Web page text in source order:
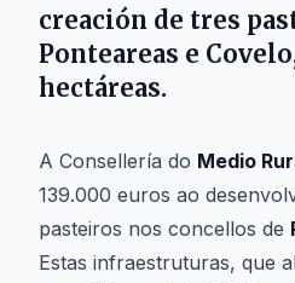
creación de tres
Ponteareas e Covelo
hectáreas.
A Consellería do Medio
139.000 euros ao
pasteiros nos concellos de
Estas infraestruturas, que